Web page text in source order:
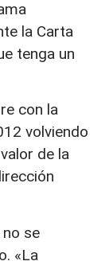
la Carta
tenga un
con la
volviendo
de la
se
«La